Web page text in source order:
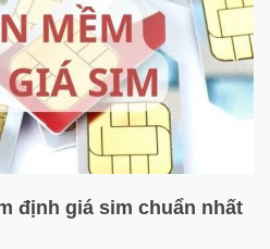
định giá sim chuẩn nhất